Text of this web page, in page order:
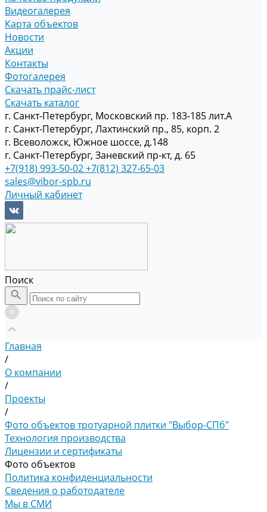
Видеогалерея
Карта объектов
Новости
Акции
Контакты
Фотогалерея
Скачать прайс-лист
Скачать каталог
г. Санкт-Петербург, Московский пр. 183-185 лит.А
г. Санкт-Петербург, Лахтинский пр., 85, корп. 2
г. Всеволожск, Южное шоссе, д.148
г. Санкт-Петербург, Заневский пр-кт, д. 65
+7(918) 993-50-02+7(812) 327-65-03
sales@vibor-spb.ru
Личный кабинет
Поиск
Главная
/
О компании
/
Проекты
/
Фото объектов тротуарной плитки "Выбор-СПб"
Технология производства
Лицензии и сертификаты
Фото объектов
Политика конфиденциальности
Сведения о работодателе
Мы в СМИ